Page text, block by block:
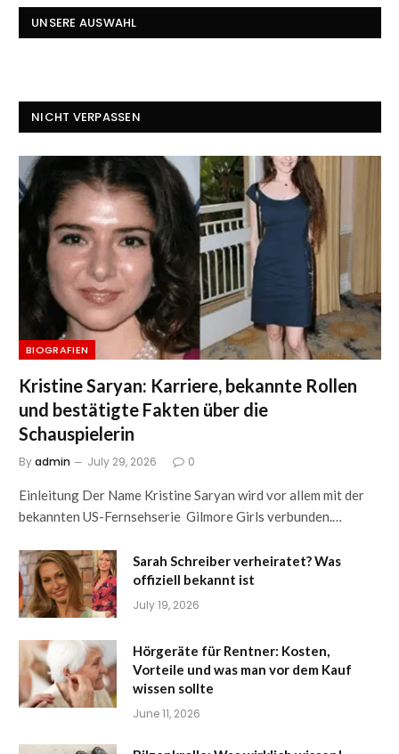
UNSERE AUSWAHL
NICHT VERPASSEN
BIOGRAFIEN
Kristine Saryan: Karriere, bekannte Rollen
und bestätigte Fakten über die
Schauspielerin
Byadmin July 29, 2026 0
Einleitung Der Name Kristine Saryan wird vor allem mit der
bekannten US-Fernsehserie Gilmore Girls verbunden.…
Sarah Schreiber verheiratet? Was
offiziell bekannt ist
July 19, 2026
Hörgeräte für Rentner: Kosten,
Vorteile und was man vor dem Kauf
wissen sollte
June 11, 2026